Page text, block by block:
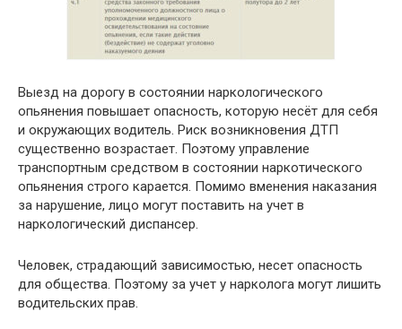
Выезд на дорогу в состоянии наркологического
опьянения повышает опасность, которую несёт для себя
и окружающих водитель. Риск возникновения ДТП
существенно возрастает. Поэтому управление
транспортным средством в состоянии наркотического
опьянения строго карается. Помимо вменения наказания
за нарушение, лицо могут поставить на учет в
наркологический диспансер.
Человек, страдающий зависимостью, несет опасность
для общества. Поэтому за учет у нарколога могут лишить
водительских прав.